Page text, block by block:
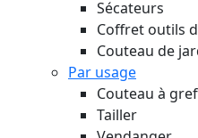
Sécateurs
Coffret outils
Couteau de
Par usage
Couteau à
Tailler